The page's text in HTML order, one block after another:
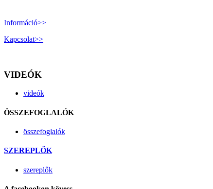
Információ>>
Kapcsolat>>
VIDEÓK
videók
ÖSSZEFOGLALÓK
összefoglalók
SZEREPLŐK
szereplők